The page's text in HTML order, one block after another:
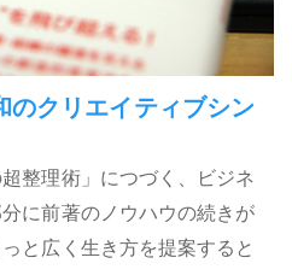
のクリエイティブシン
整理術」につづく、ビジネ
に前著のノウハウの続きが
と広く生き方を提案すると